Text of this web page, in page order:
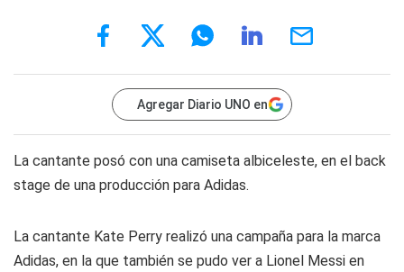
Agregar Diario UNO en
La cantante posó con una camiseta albiceleste, en el back
stage de una producción para Adidas.
La cantante Kate Perry realizó una campaña para la marca
Adidas, en la que también se pudo ver a Lionel Messi en